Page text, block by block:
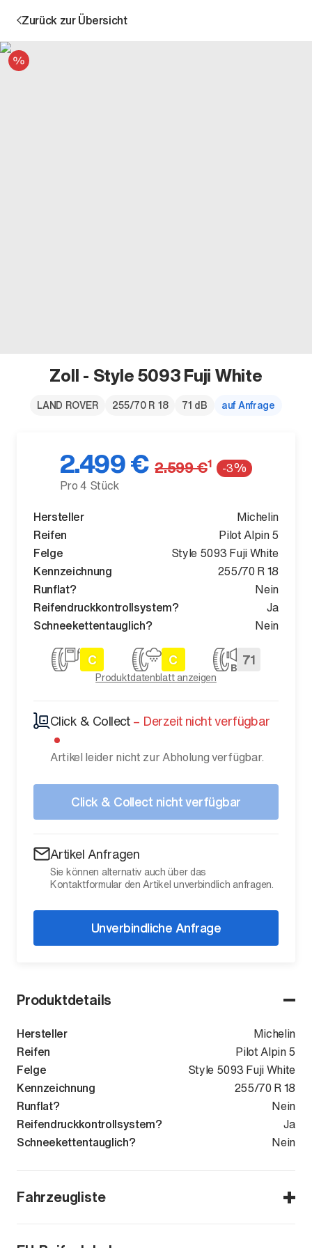
Der neue BMW X5.
Zurück zur Übersicht
Produktdetails
Hersteller
Michelin
Reifen
Pilot Alpin 5
Felge
Style 5093 Fuji White
Kennzeichnung
255/70 R 18
Runflat?
Nein
Reifendruckkontrollsystem?
Ja
Schneekettentauglich?
Nein
Fahrzeugliste
Zoll - Style 5093 Fuji White
LAND ROVER 255/70 R 18 71 dB auf Anfrage
2.499 €
Pro 4 Stück
2.599 €1 -3%
Hersteller
Michelin
Reifen
Pilot Alpin 5
Felge
Style 5093 Fuji White
Kennzeichnung
255/70 R 18
Runflat?
Nein
Reifendruckkontrollsystem?
Ja
Schneekettentauglich?
Nein
C C 71
Produktdatenblatt anzeigen
Click & Collect– Derzeit nicht verfügbar
Artikel leider nicht zur Abholung verfügbar.
Click & Collect nicht verfügbar
Artikel Anfragen
Sie können alternativ auch über das
Kontaktformular den Artikel unverbindlich anfragen.
Unverbindliche Anfrage